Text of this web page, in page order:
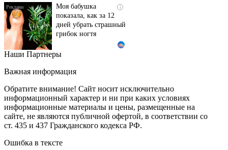
i
Моя бабушка
показала, как за 12
дней убрать страшный
грибок ногтя
Этот танец невесты
Пересмотрела 10 раз
i
Ролик длится пару
секунд, но вы будете в
шоке от увиденного
Наши Партнеры
Важная информация
Обратите внимание! Сайт носит исключительно
информационный характер и ни при каких условиях
информационные материалы и цены, размещенные на
сайте, не являются публичной офертой, в соответствии со
ст. 435 и 437 Гражданского кодекса РФ.
Ошибка в тексте